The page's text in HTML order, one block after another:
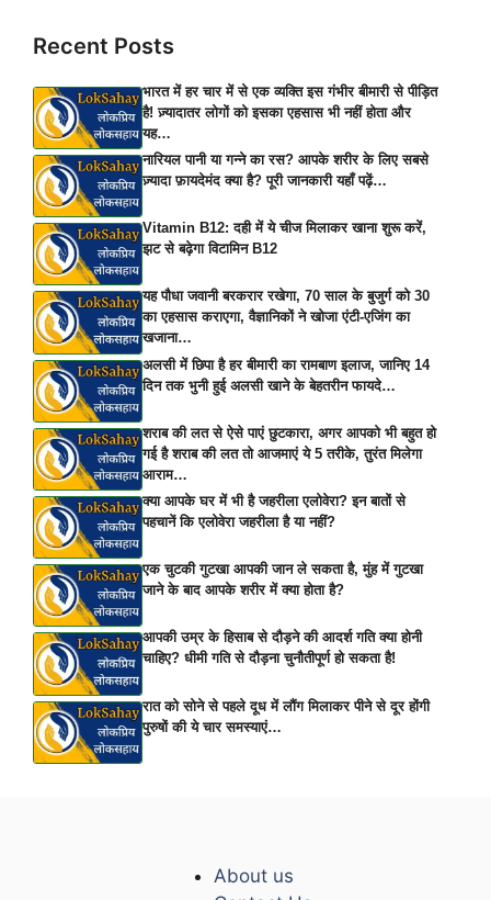
Recent Posts
भारत में हर चार में से एक व्यक्ति इस गंभीर बीमारी से पीड़ित
है! ज़्यादातर लोगों को इसका एहसास भी नहीं होता और
यह…
नारियल पानी या गन्ने का रस? आपके शरीर के लिए सबसे
ज़्यादा फ़ायदेमंद क्या है? पूरी जानकारी यहाँ पढ़ें…
Vitamin B12: दही में ये चीज मिलाकर खाना शुरू करें,
झट से बढ़ेगा विटामिन B12
यह पौधा जवानी बरकरार रखेगा, 70 साल के बुजुर्ग को 30
का एहसास कराएगा, वैज्ञानिकों ने खोजा एंटी-एजिंग का
खजाना…
अलसी में छिपा है हर बीमारी का रामबाण इलाज, जानिए 14
दिन तक भुनी हुई अलसी खाने के बेहतरीन फायदे…
शराब की लत से ऐसे पाएं छुटकारा, अगर आपको भी बहुत हो
गई है शराब की लत तो आजमाएं ये 5 तरीके, तुरंत मिलेगा
आराम…
क्या आपके घर में भी है जहरीला एलोवेरा? इन बातों से
पहचानें कि एलोवेरा जहरीला है या नहीं?
एक चुटकी गुटखा आपकी जान ले सकता है, मुंह में गुटखा
जाने के बाद आपके शरीर में क्या होता है?
आपकी उम्र के हिसाब से दौड़ने की आदर्श गति क्या होनी
चाहिए? धीमी गति से दौड़ना चुनौतीपूर्ण हो सकता है!
रात को सोने से पहले दूध में लौंग मिलाकर पीने से दूर होंगी
पुरुषों की ये चार समस्याएं…
About us